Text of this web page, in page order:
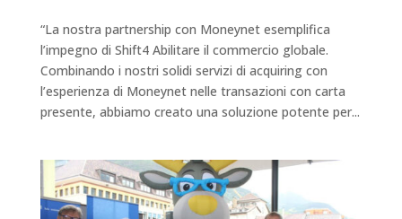
“La nostra partnership con Moneynet esemplifica
l’impegno di Shift4 Abilitare il commercio globale.
Combinando i nostri solidi servizi di acquiring con
l’esperienza di Moneynet nelle transazioni con carta
presente, abbiamo creato una soluzione potente per...